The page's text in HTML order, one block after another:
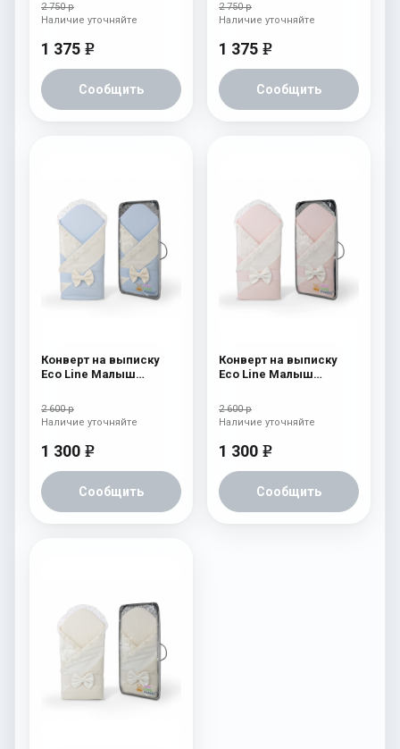
2 750 р
1 375 e
Сообщить
Наличие уточняйте
2 750 р
1 375 e
Сообщить
Наличие уточняйте
Конверт на выписку
Eco Line Малыш
2 600 р
1 300 e
Сообщить
Наличие уточняйте
Конверт на выписку
Eco Line Малыш
2 600 р
1 300 e
Сообщить
Наличие уточняйте